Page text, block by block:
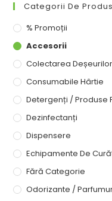
Categorii De
% Promoții
Accesorii
Colectarea Deșeurilor
Consumabile Hârtie
Detergenți / Produse
Dezinfectanți
Dispensere
Echipamente De
Fără Categorie
Odorizante /